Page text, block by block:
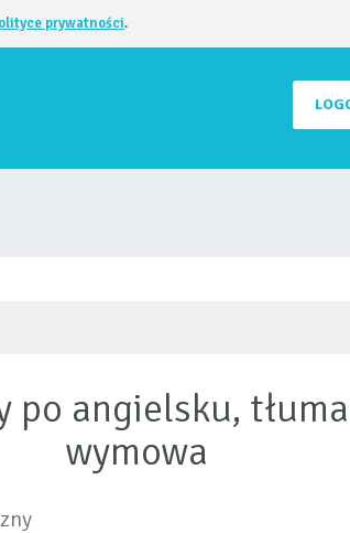
prywatności.
po angielsku,
wymowa